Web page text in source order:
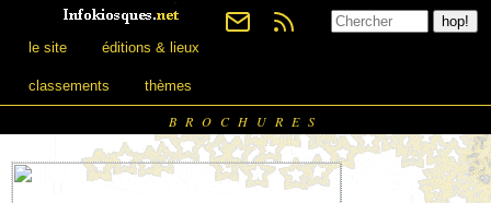
le site éditions & lieux
classements thèmes
BROCHURES